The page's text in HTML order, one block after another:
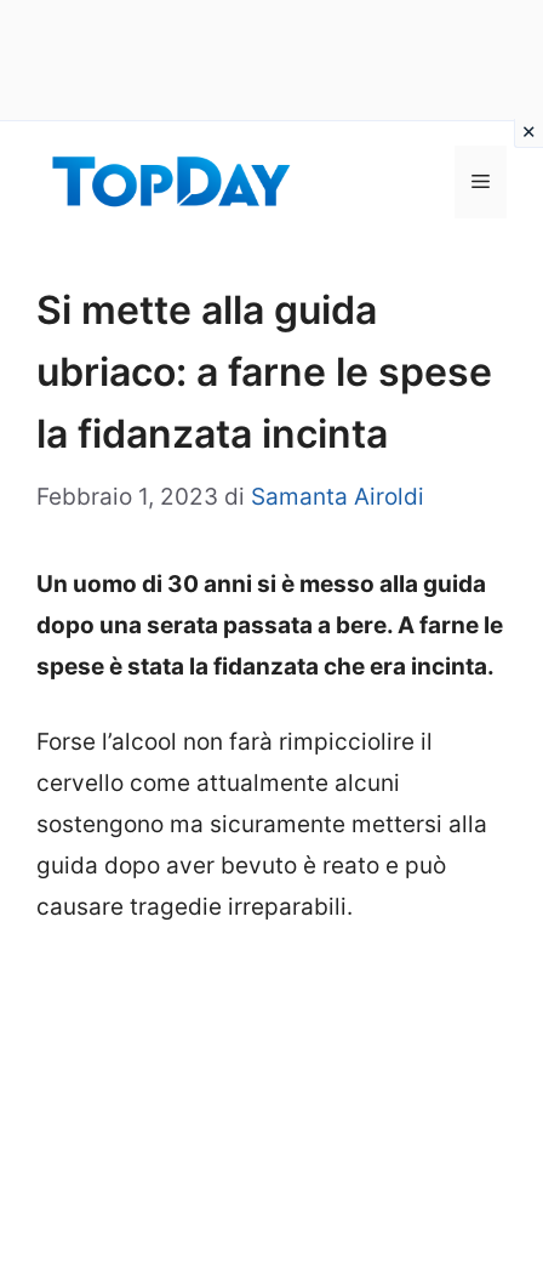
Menu
Si mette alla guida
ubriaco: a farne le spese
la fidanzata incinta
Febbraio 1, 2023 di Samanta Airoldi
Un uomo di 30 anni si è messo alla guida
dopo una serata passata a bere. A farne le
spese è stata la fidanzata che era incinta.
Forse l’alcool non farà rimpicciolire il
cervello come attualmente alcuni
sostengono ma sicuramente mettersi alla
guida dopo aver bevuto è reato e può
causare tragedie irreparabili.